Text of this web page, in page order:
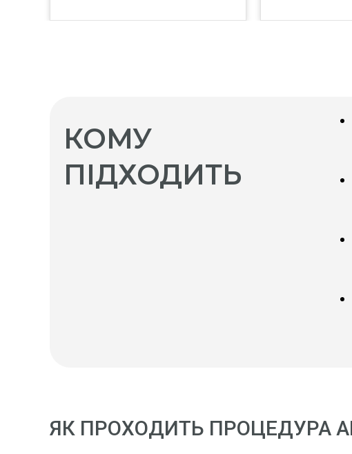
краще зрозуміти стан мого зору.
не бачила
КОМУ
ПІДХОДИТЬ
ЯК ПРОХОДИТЬ ПРОЦЕДУРА